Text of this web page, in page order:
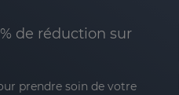
de réduction sur
prendre soin de votre